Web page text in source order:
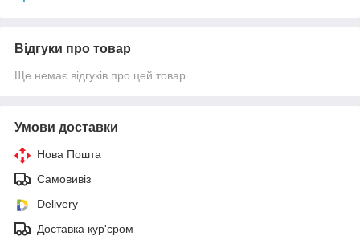
Відгуки про товар
Ще немає відгуків про цей товар
Умови доставки
Нова Пошта
Самовивіз
Delivery
Доставка кур'єром